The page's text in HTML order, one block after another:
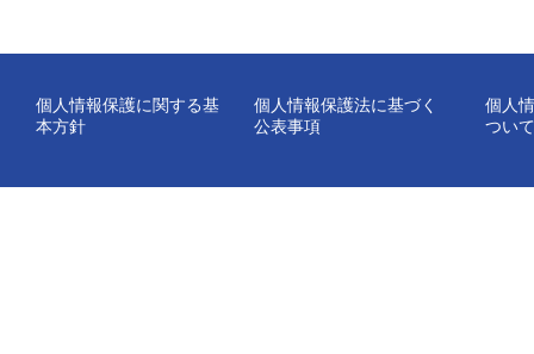
個人情報保護に関する基
本方針
個人情報保護法に基づく
公表事項
個人
ついて